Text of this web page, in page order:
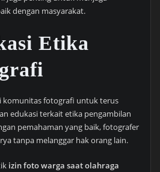
dengan masyarakat.
Etika
komunitas fotografi untuk terus
edukasi terkait etika pengambilan
pemahaman yang baik, fotografer
tanpa melanggar hak orang lain.
izin foto warga saat olahraga